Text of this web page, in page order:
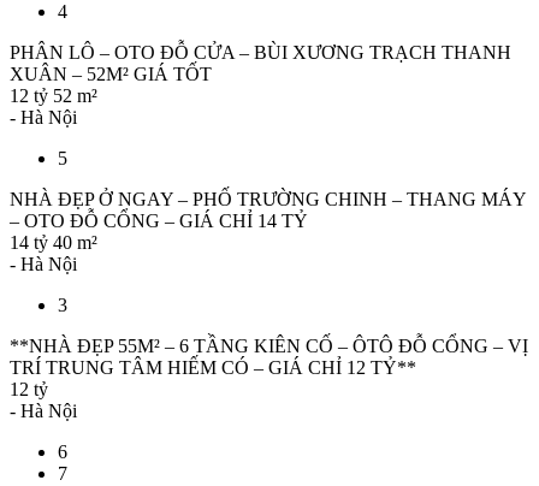
4
PHÂN LÔ – OTO ĐỖ CỬA – BÙI XƯƠNG TRẠCH THANH
XUÂN – 52M² GIÁ TỐT
12 tỷ 52 m²
- Hà Nội
5
NHÀ ĐẸP Ở NGAY – PHỐ TRƯỜNG CHINH – THANG MÁY
– OTO ĐỖ CỔNG – GIÁ CHỈ 14 TỶ
14 tỷ 40 m²
- Hà Nội
3
**NHÀ ĐẸP 55M² – 6 TẦNG KIÊN CỐ – ÔTÔ ĐỖ CỔNG – VỊ
TRÍ TRUNG TÂM HIẾM CÓ – GIÁ CHỈ 12 TỶ**
12 tỷ
- Hà Nội
6
7